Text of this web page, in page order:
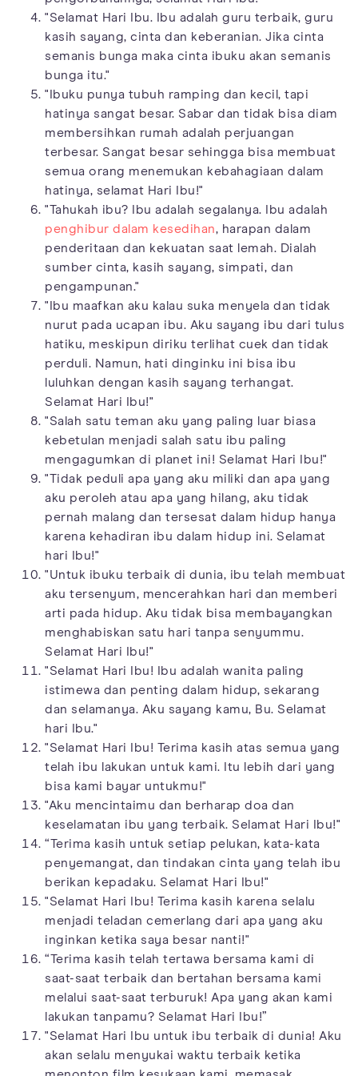
"Selamat Hari Ibu. Ibu adalah guru terbaik, guru
kasih sayang, cinta dan keberanian. Jika cinta
semanis bunga maka cinta ibuku akan semanis
bunga itu."
"Ibuku punya tubuh ramping dan kecil, tapi
hatinya sangat besar. Sabar dan tidak bisa diam
membersihkan rumah adalah perjuangan
terbesar. Sangat besar sehingga bisa membuat
semua orang menemukan kebahagiaan dalam
hatinya, selamat Hari Ibu!"
"Tahukah ibu? Ibu adalah segalanya. Ibu adalah
penghibur dalam kesedihan, harapan dalam
penderitaan dan kekuatan saat lemah. Dialah
sumber cinta, kasih sayang, simpati, dan
pengampunan."
"Ibu maafkan aku kalau suka menyela dan tidak
nurut pada ucapan ibu. Aku sayang ibu dari tulus
hatiku, meskipun diriku terlihat cuek dan tidak
perduli. Namun, hati dinginku ini bisa ibu
luluhkan dengan kasih sayang terhangat.
Selamat Hari Ibu!"
"Salah satu teman aku yang paling luar biasa
kebetulan menjadi salah satu ibu paling
mengagumkan di planet ini! Selamat Hari Ibu!"
"Tidak peduli apa yang aku miliki dan apa yang
aku peroleh atau apa yang hilang, aku tidak
pernah malang dan tersesat dalam hidup hanya
karena kehadiran ibu dalam hidup ini. Selamat
hari Ibu!"
"Untuk ibuku terbaik di dunia, ibu telah membuat
aku tersenyum, mencerahkan hari dan memberi
arti pada hidup. Aku tidak bisa membayangkan
menghabiskan satu hari tanpa senyummu.
Selamat Hari Ibu!"
"Selamat Hari Ibu! Ibu adalah wanita paling
istimewa dan penting dalam hidup, sekarang
dan selamanya. Aku sayang kamu, Bu. Selamat
hari Ibu."
"Selamat Hari Ibu! Terima kasih atas semua yang
telah ibu lakukan untuk kami. Itu lebih dari yang
bisa kami bayar untukmu!"
"Aku mencintaimu dan berharap doa dan
keselamatan ibu yang terbaik. Selamat Hari Ibu!"
“Terima kasih untuk setiap pelukan, kata-kata
penyemangat, dan tindakan cinta yang telah ibu
berikan kepadaku. Selamat Hari Ibu!"
"Selamat Hari Ibu! Terima kasih karena selalu
menjadi teladan cemerlang dari apa yang aku
inginkan ketika saya besar nanti!"
“Terima kasih telah tertawa bersama kami di
saat-saat terbaik dan bertahan bersama kami
melalui saat-saat terburuk! Apa yang akan kami
lakukan tanpamu? Selamat Hari Ibu!”
"Selamat Hari Ibu untuk ibu terbaik di dunia! Aku
akan selalu menyukai waktu terbaik ketika